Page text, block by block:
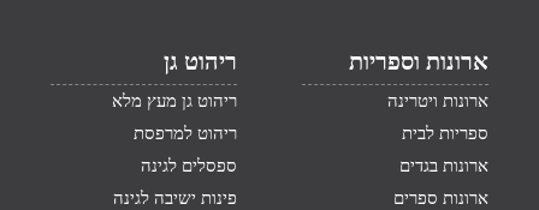
ארונות וספריות
ארונות ויטרינה
ספריות לבית
ארונות בגדים
ארונות ספרים
ריהוט גן
ריהוט גן מעץ מלא
ריהוט למרפסת
ספסלים לגינה
פינות ישיבה לגינה